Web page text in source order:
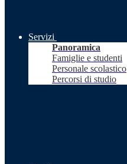
Servizi
Panoramica
Famiglie e studenti
Personale scolastico
Percorsi di studio